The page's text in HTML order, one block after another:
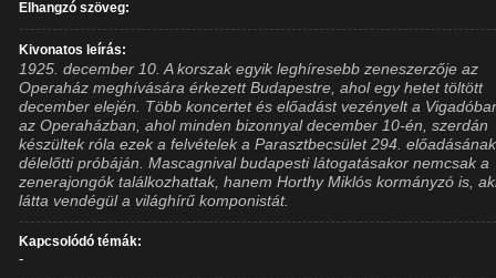
Elhangzó szöveg:
Kivonatos leírás:
1925. december 10. A korszak egyik leghíresebb zeneszerzője az
Operaház meghívására érkezett Budapestre, ahol egy hetet töltött
december elején. Több koncertet és előadást vezényelt a
az Operaházban, ahol minden bizonnyal december 10-én, szerdán
készültek róla ezek a felvételek a Parasztbecsület 294. előadásának
délelőtti próbáján. Mascagnival budapesti látogatásakor nemcsak a
zenerajongók találkozhattak, hanem Horthy Miklós kormányzó is,
látta vendégül a világhírű komponistát.
Kapcsolódó témák:
-